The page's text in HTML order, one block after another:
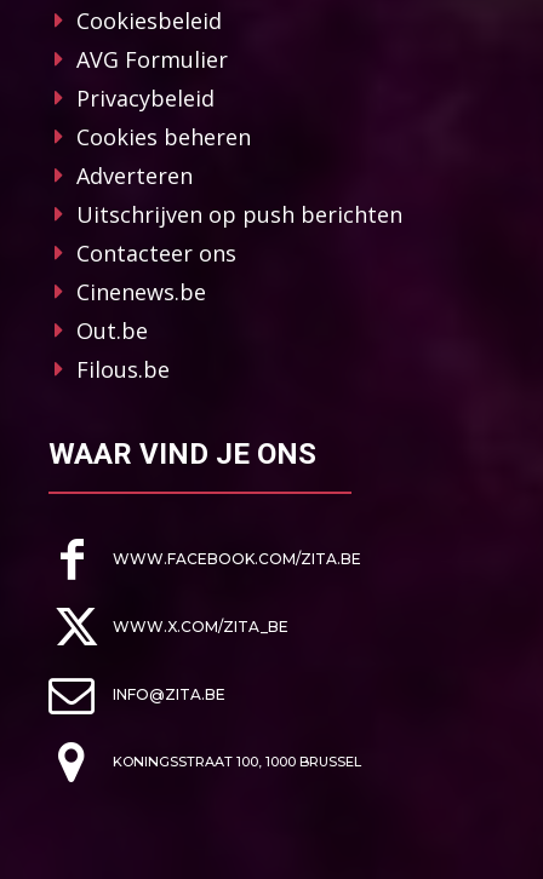
Cookiesbeleid
AVG Formulier
Privacybeleid
Cookies beheren
Adverteren
Uitschrijven op push berichten
Contacteer ons
Cinenews.be
Out.be
Filous.be
WAAR VIND JE ONS
WWW.FACEBOOK.COM/ZITA.BE
WWW.X.COM/ZITA_BE
INFO@ZITA.BE
KONINGSSTRAAT 100, 1000 BRUSSEL